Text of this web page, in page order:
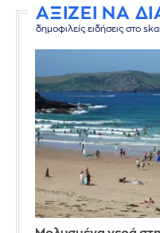
ΑΞΙΖΕΙ ΝΑ
δημοφιλείς ειδήσεις στο